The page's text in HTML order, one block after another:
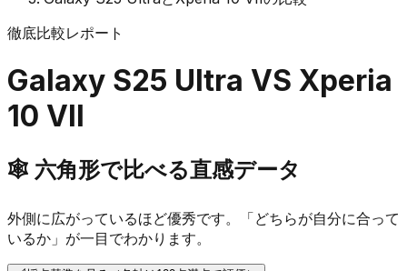
徹底比較レポート
Galaxy S25 Ultra VS Xperia
10 VII
🕸️ 六角形で比べる直感データ
外側に広がっているほど優秀です。「どちらが自分に合って
いるか」が一目でわかります。